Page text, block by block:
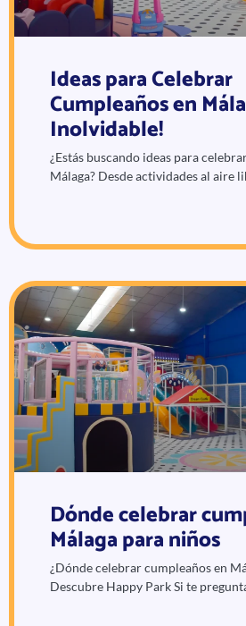
Ideas para Celebrar
Cumpleaños en
Inolvidable!
¿Estás buscando ideas para
Málaga? Desde actividades al aire
Dónde celebrar
Málaga para niños
¿Dónde celebrar cumpleaños en
Descubre Happy Park Si te